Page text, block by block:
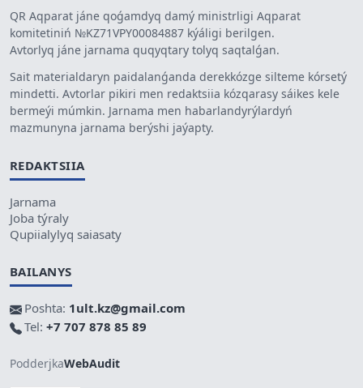
QR Aqparat jáne qoǵamdyq damý ministrligi Aqparat
komitetiniń №KZ71VPY00084887 kýáligi berilgen.
Avtorlyq jáne jarnama quqyqtary tolyq saqtalǵan.
Sait materialdaryn paidalanǵanda derekkózge silteme kórsetý
mindetti. Avtorlar pikiri men redaktsiia kózqarasy sáikes kele
bermeýi múmkin. Jarnama men habarlandyrýlardyń
mazmunyna jarnama berýshi jaýapty.
REDAKTSIIA
Jarnama
Joba týraly
Qupiialylyq saiasaty
BAILANYS
Poshta: 1ult.kz@gmail.com
Tel: +7 707 878 85 89
PodderjkaWebAudit